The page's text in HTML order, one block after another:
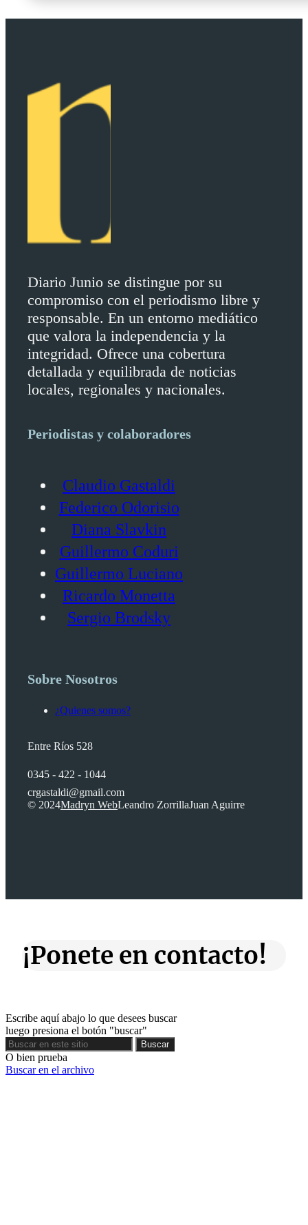
Diario Junio se distingue por su
compromiso con el periodismo libre y
responsable. En un entorno mediático
que valora la independencia y la
integridad. Ofrece una cobertura
detallada y equilibrada de noticias
locales, regionales y nacionales.
Periodistas y colaboradores
Claudio Gastaldi
Federico Odorisio
Diana Slavkin
Guillermo Coduri
Guillermo Luciano
Ricardo Monetta
Sergio Brodsky
Sobre Nosotros
¿Quienes somos?
Entre Ríos 528
0345 - 422 - 1044
crgastaldi@gmail.com
© 2024Madryn WebLeandro ZorrillaJuan Aguirre
¡Ponete en contacto!
Escribe aquí abajo lo que desees buscar
luego presiona el botón "buscar"
Buscar
Buscar
O bien prueba
Buscar en el archivo